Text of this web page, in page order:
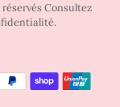
Consultez